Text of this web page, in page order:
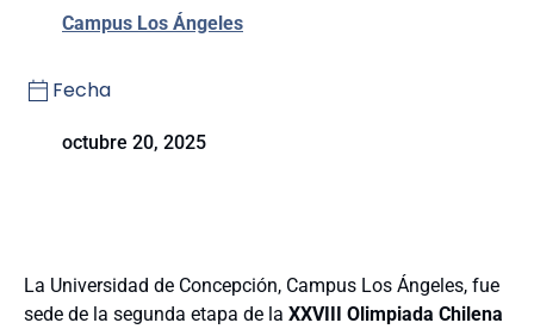
Campus Los Ángeles
Fecha
octubre 20, 2025
La Universidad de Concepción, Campus Los Ángeles, fue
sede de la segunda etapa de la XXVIII Olimpiada Chilena